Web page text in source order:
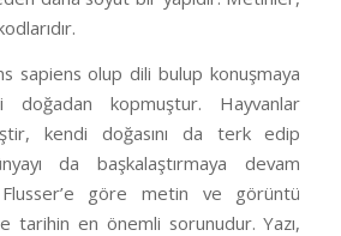
sapiens olup dili bulup konuşmaya
doğadan kopmuştur. Hayvanlar
kendi doğasını da terk edip
da başkalaştırmaya devam
göre metin ve görüntü
tarihin en önemli sorunudur. Yazı,